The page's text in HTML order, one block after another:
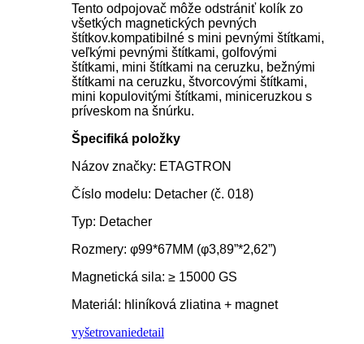
Tento odpojovač môže odstrániť kolík zo
všetkých magnetických pevných
štítkov.kompatibilné s mini pevnými štítkami,
veľkými pevnými štítkami, golfovými
štítkami, mini štítkami na ceruzku, bežnými
štítkami na ceruzku, štvorcovými štítkami,
mini kopulovitými štítkami, miniceruzkou s
príveskom na šnúrku.
Špecifiká položky
Názov značky: ETAGTRON
Číslo modelu: Detacher (č. 018)
Typ: Detacher
Rozmery: φ99*67MM (φ3,89”*2,62”)
Magnetická sila: ≥ 15000 GS
Materiál: hliníková zliatina + magnet
vyšetrovaniedetail